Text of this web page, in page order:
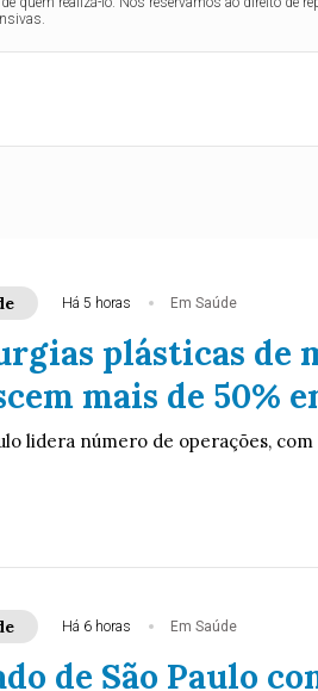
Há 5 horas Em Saúde
plásticas de
mais de 50%
lidera número de operações,
Há 6 horas Em Saúde
de São Paulo